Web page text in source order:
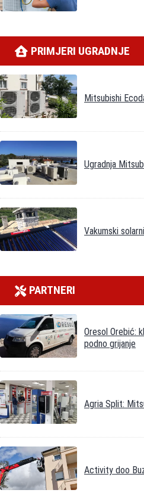
PRIMJERI UGRADNJE
Mitsubishi
Ugradnja
Vakumski
PARTNERI
Oresol Orebić:
podno grijanje
Agria Split:
Activity doo